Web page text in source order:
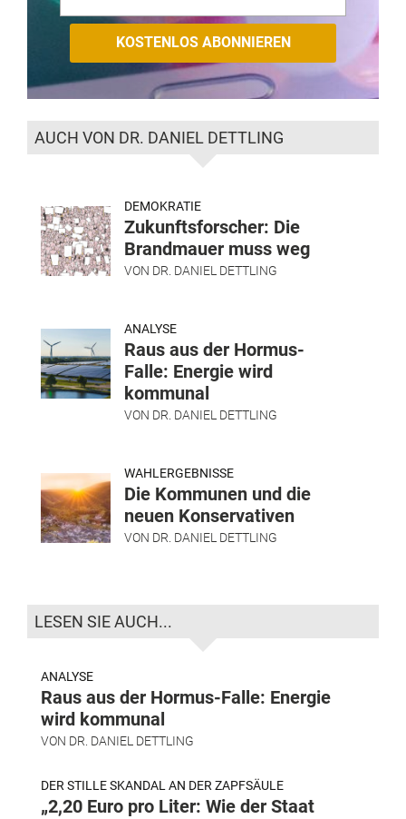
AUCH VON DR. DANIEL DETTLING
DEMOKRATIE
Zukunftsforscher: Die
Brandmauer muss weg
VON DR. DANIEL DETTLING
ANALYSE
Raus aus der Hormus-
Falle: Energie wird
kommunal
VON DR. DANIEL DETTLING
WAHLERGEBNISSE
Die Kommunen und die
neuen Konservativen
VON DR. DANIEL DETTLING
LESEN SIE AUCH...
ANALYSE
Raus aus der Hormus-Falle: Energie
wird kommunal
VON DR. DANIEL DETTLING
DER STILLE SKANDAL AN DER ZAPFSÄULE
„2,20 Euro pro Liter: Wie der Staat